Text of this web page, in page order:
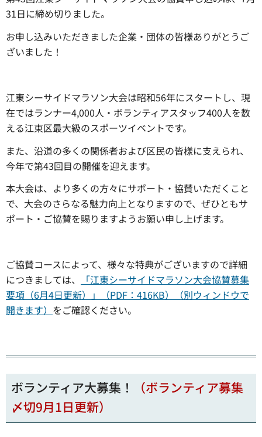
31日に締め切りました。
お申し込みいただきました企業・団体の皆様ありがとうご
ざいました！
江東シーサイドマラソン大会は昭和56年にスタートし、現
在ではランナー4,000人・ボランティアスタッフ400人を数
える江東区最大級のスポーツイベントです。
また、沿道の多くの関係者および区民の皆様に支えられ、
今年で第43回目の開催を迎えます。
本大会は、より多くの方々にサポート・協賛いただくこと
で、大会のさらなる魅力向上となりますので、ぜひともサ
ポート・ご協賛を賜りますようお願い申し上げます。
ご協賛コースによって、様々な特典がございますので詳細
につきましては、
「江東シーサイドマラソン大会協賛募集
要項（6月4日更新）」（PDF：416KB）（別ウィンドウで
開きます） をご確認ください。
ボランティア大募集！
（ボランティア募集
〆切9月1日更新）